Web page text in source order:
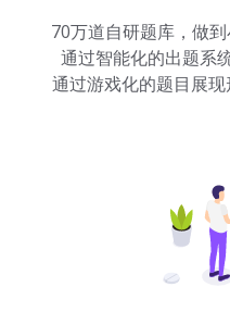
70万道自研题库，做
通过智能化的出题系
通过游戏化的题目展